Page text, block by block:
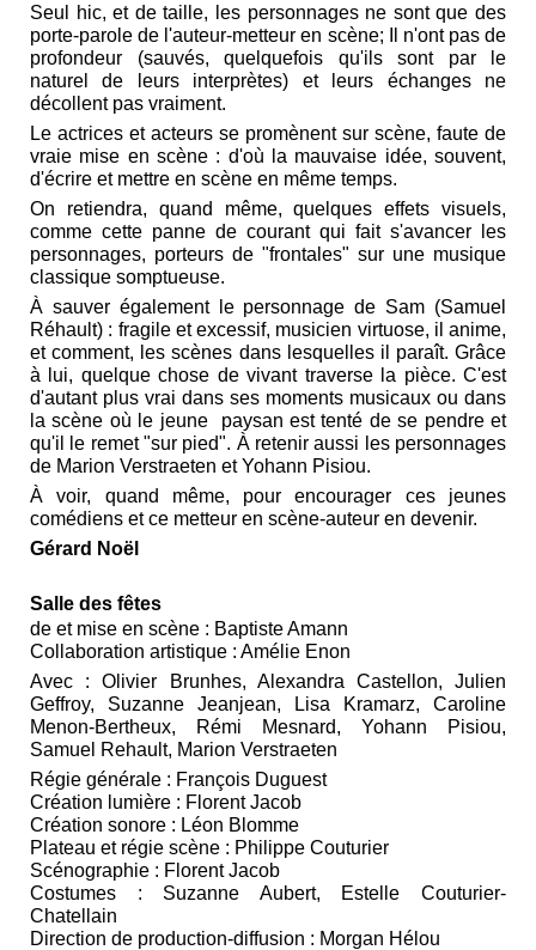
Seul hic, et de taille, les personnages ne sont que des
porte-parole de l'auteur-metteur en scène; Il n'ont pas de
profondeur (sauvés, quelquefois qu'ils sont par le
naturel de leurs interprètes) et leurs échanges ne
décollent pas vraiment.
Le actrices et acteurs se promènent sur scène, faute de
vraie mise en scène : d'où la mauvaise idée, souvent,
d'écrire et mettre en scène en même temps.
On retiendra, quand même, quelques effets visuels,
comme cette panne de courant qui fait s'avancer les
personnages, porteurs de "frontales" sur une musique
classique somptueuse.
À sauver également le personnage de Sam (Samuel
Réhault) : fragile et excessif, musicien virtuose, il anime,
et comment, les scènes dans lesquelles il paraît. Grâce
à lui, quelque chose de vivant traverse la pièce. C'est
d'autant plus vrai dans ses moments musicaux ou dans
la scène où le jeune paysan est tenté de se pendre et
qu'il le remet "sur pied". À retenir aussi les personnages
de Marion Verstraeten et Yohann Pisiou.
À voir, quand même, pour encourager ces jeunes
comédiens et ce metteur en scène-auteur en devenir.
Gérard Noël
Salle des fêtes
de et mise en scène : Baptiste Amann
Collaboration artistique : Amélie Enon
Avec : Olivier Brunhes, Alexandra Castellon, Julien
Geffroy, Suzanne Jeanjean, Lisa Kramarz, Caroline
Menon-Bertheux, Rémi Mesnard, Yohann Pisiou,
Samuel Rehault, Marion Verstraeten
Régie générale : François Duguest
Création lumière : Florent Jacob
Création sonore : Léon Blomme
Plateau et régie scène : Philippe Couturier
Scénographie : Florent Jacob
Costumes : Suzanne Aubert, Estelle Couturier-
Chatellain
Direction de production-diffusion : Morgan Hélou